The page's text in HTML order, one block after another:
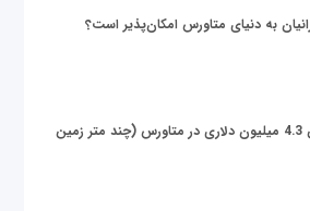
به دنیای متاورس امکان‌پذیر است؟
خرید زمین 4.3 میلیون دلاری در متاورس (چند متر زمین